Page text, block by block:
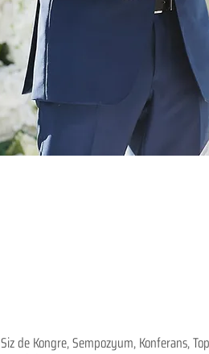
Siz de Kongre, Sempozyum, Konferans,